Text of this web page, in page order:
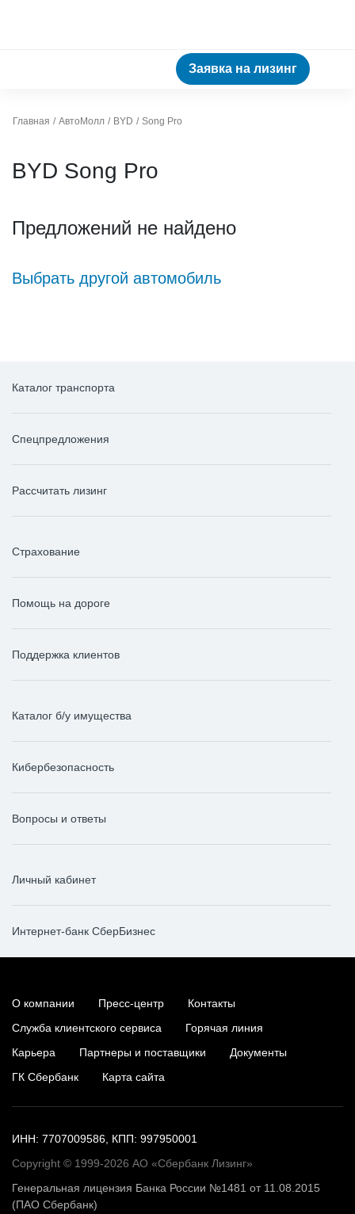
Заявка на лизинг
Главная АвтоМолл BYD Song Pro
BYD Song Pro
Предложений не найдено
Выбрать другой автомобиль
Каталог транспорта
Спецпредложения
Рассчитать лизинг
Страхование
Помощь на дороге
Поддержка клиентов
Каталог б/у имущества
Кибербезопасность
Вопросы и ответы
Личный кабинет
Интернет-банк СберБизнес
О компании Пресс-центр
Контакты
Служба клиентского сервиса
Горячая линия
Карьера
Партнеры и поставщики
Документы
ГК Сбербанк
Карта сайта
ИНН: 7707009586, КПП: 997950001
Copyright © 1999-2026 АО «Сбербанк Лизинг»
Генеральная лицензия Банка России №1481 от 11.08.2015
(ПАО Сбербанк)